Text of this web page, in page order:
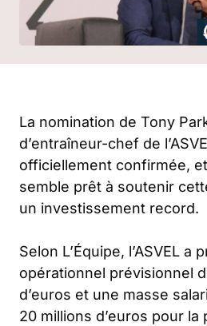
La nomination de Tony
d’entraîneur-chef de
officiellement confirmée,
semble prêt à soutenir
un investissement record.
Selon L’Équipe, l’ASVEL a
opérationnel prévisionnel
d’euros et une masse
20 millions d’euros pour la